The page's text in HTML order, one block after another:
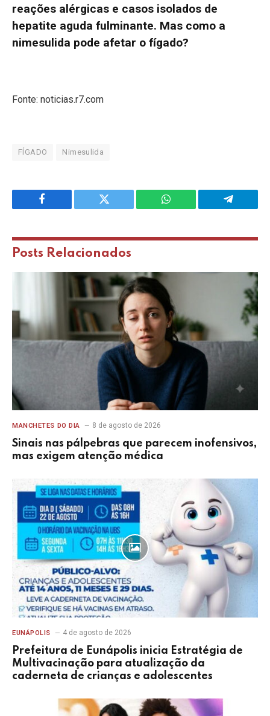
reações alérgicas e casos isolados de
hepatite aguda fulminante. Mas como a
nimesulida pode afetar o fígado?
Fonte: noticias.r7.com
FÍGADO Nimesulida
Facebook Twitter WhatsApp Telegram
Posts Relacionados
MANCHETES DO DIA 8 de agosto de 2026
Sinais nas pálpebras que parecem inofensivos,
mas exigem atenção médica
EUNÁPOLIS 4 de agosto de 2026
Prefeitura de Eunápolis inicia Estratégia de
Multivacinação para atualização da
caderneta de crianças e adolescentes